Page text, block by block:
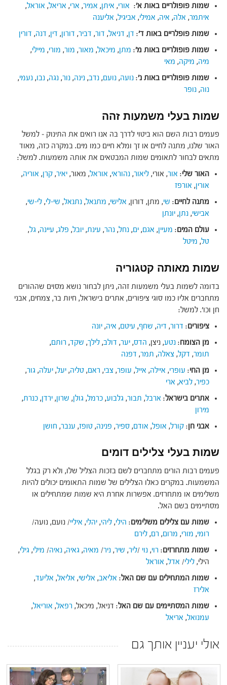
שמות פופולריים באות א': אורי, איתן, אמיר, ארי, אריאל, אוראל,
איתמר, אלה, איה, אמילי, אביגיל, אליענה
שמות פופלריים באות ד': דן, דניאל, דור, דביר, דורון, דין, דנה, דורין
שמות פופולריים באות מ': מתן, מיכאל, מאור, מור, מורי, מיילי,
מיה, מיקה, מאי
שמות פופולריים באות נ': נועה, נועם, נדב, נינה, נור, נגה, נבו, נעמי,
נוה, נופר
שמות בעלי משמעות זהה
פעמים רבות השם הוא ביטוי לדרך בה אנו רואים את התינוק – למשל
האור שלנו, מתנה לחיים או זך ומלא חיים כמו מים. במקרה כזה, מאוד
מתאים לבחור לתאומים שמות המבטאים את אותה משמעות. למשל:
האור שלי: אור, אורי, ליאור, נהוראי, אוראל, מאור, יאיר, קרן, אוריה,
אורין, אורפז
מתנה לחיים: שי, מתן, דורון, אלישי, מתנאל, נתנאל, שי-לי, לי-שי,
אבישי, נתן, יונתן
עולם המים: מעיין, אגם, ים, נחל, נהר, עינת, יובל, פלג, עיינה, גל,
טל, מיטל
שמות מאותה קטגוריה
בדומה לשמות בעלי משמעות זהה, ניתן לבחור נושא מסוים שההורים
מתחברים אליו כמו סוגי ציפורים, אתרים בישראל, חיות בר, צמחים, אבני
חן וכו'. למשל:
ציפורים: דרור, דיה, שחף, עיטם, איה, יונה
מן הצומח: נטע, ניצן, הדס, יער, דולב, לילך, שקד, רותם,
תומר, דקל, צאלה, תמר, דפנה
מן החי: עופרי, איילה, אייל, עופר, צבי, ראם, טליה, יעל, יעלה, גור,
כפיר, לביא, ארי
אתרים בישראל: ארבל, תבור, גלבוע, כרמל, גולן, שרון, ירדן, כנרת,
מירון
אבני חן: קורל, אופל, אודם, ספיר, פנינה, טופז, ענבר, חושן
שמות בעלי צלילים דומים
פעמים רבות הורים מתחברים לשם בזכות הצליל שלו, ולא רק בגלל
המשמעות. במקרים כאלו הצלילים של שמות התאומים יכולים להיות
משלימים או מתחרזים. אפשרות אחרת היא שמות שמתחילים או
מסתיימים בשם האל.
שמות עם צלילים משלימים: הילי, ליהי, יהלי, איליי/ נועם, נועה/
רומי, מורי, מרום, רם, לירם
שמות מתחרזים: רוי, נוי /ליר, שיר, ניר/ מאיה, גאיה, נאיה/ מילי, גילי,
הילי, לילי/ אדל, אוראל
שמות המתחילים עם שם האל: אליאב, אלישי, אליאל, אליעד,
אלירז
שמות המסתיימים עם שם האל: דניאל, מיכאל, רפאל, אוריאל,
עמנואל, אריאל
אולי יעניין אותך גם